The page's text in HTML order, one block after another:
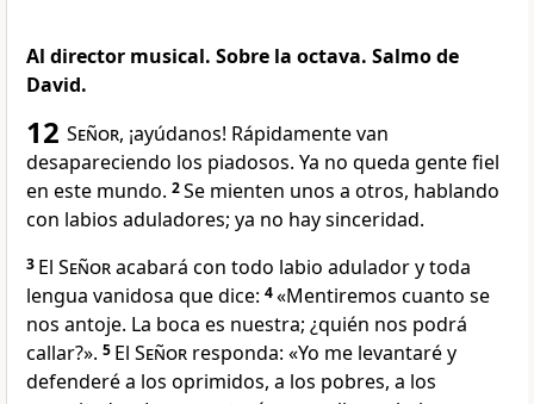
Al director musical. Sobre la octava. Salmo de
David.
12 Señor, ¡ayúdanos! Rápidamente van
desapareciendo los piadosos. Ya no queda gente fiel
en este mundo. 2Se mienten unos a otros, hablando
con labios aduladores; ya no hay sinceridad.
3 El Señoracabará con todo labio adulador y toda
lengua vanidosa que dice: 4«Mentiremos cuanto se
nos antoje. La boca es nuestra; ¿quién nos podrá
callar?». 5 El Señor responda: «Yo me levantaré y
defenderé a los oprimidos, a los pobres, a los